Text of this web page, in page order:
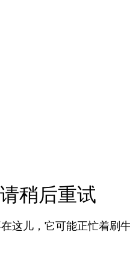
稍后重试
这儿，它可能正忙着刷